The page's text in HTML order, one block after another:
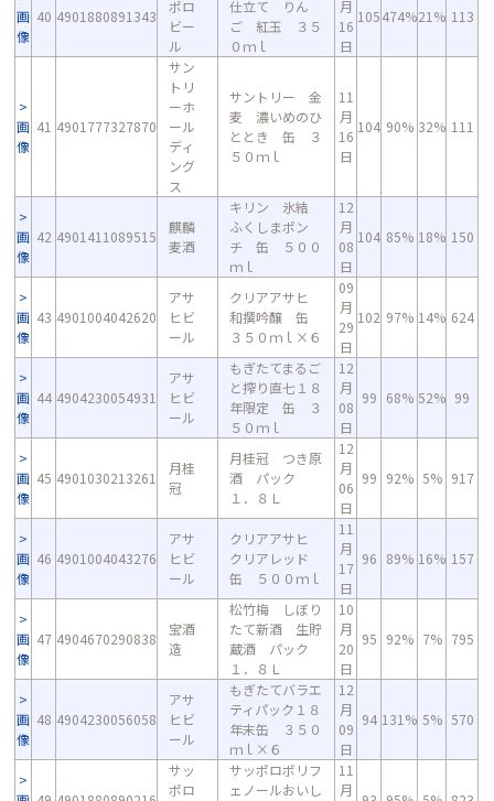
画
像
40 4901880891343
ポロ
ビー
ル
仕立て りん
ご 紅玉 ３５
０ｍｌ
月
16
日
105474%21% 113
画
像
41 4901777327870
サン
トリ
ーホ
ール
ディ
ング
ス
サントリー 金
麦 濃いめのひ
ととき 缶 ３
５０ｍｌ
11
月
16
日
104 90% 32% 111
画
像
42 4901411089515
麒麟
麦酒
キリン 氷結
ふくしまポン
チ 缶 ５００
ｍｌ
12
月
08
日
104 85% 18% 150
画
像
43 4901004042620
アサ
ヒビ
ール
クリアアサヒ
和撰吟醸 缶
３５０ｍｌ×６
09
月
29
日
102 97% 14% 624
画
像
44 4904230054931
アサ
ヒビ
ール
もぎたてまるご
と搾り直七１８
年限定 缶 ３
５０ｍｌ
12
月
08
日
99 68% 52% 99
画
像
45 4901030213261
月桂
冠
月桂冠 つき原
酒 パック
１．８Ｌ
12
月
06
日
99 92% 5% 917
画
像
46 4901004043276
アサ
ヒビ
ール
クリアアサヒ
クリアレッド
缶 ５００ｍｌ
11
月
17
日
96 89% 16% 157
画
像
47 4904670290838
宝酒
造
松竹梅 しぼり
たて新酒 生貯
蔵酒 パック
１．８Ｌ
10
月
20
日
95 92% 7% 795
画
像
48 4904230056058
アサ
ヒビ
ール
もぎたてバラエ
ティパック１８
年末缶 ３５０
ｍｌ×６
12
月
09
日
94 131% 5% 570
サッ
ポロ
サッポロポリフ
ェノールおいし
11
月